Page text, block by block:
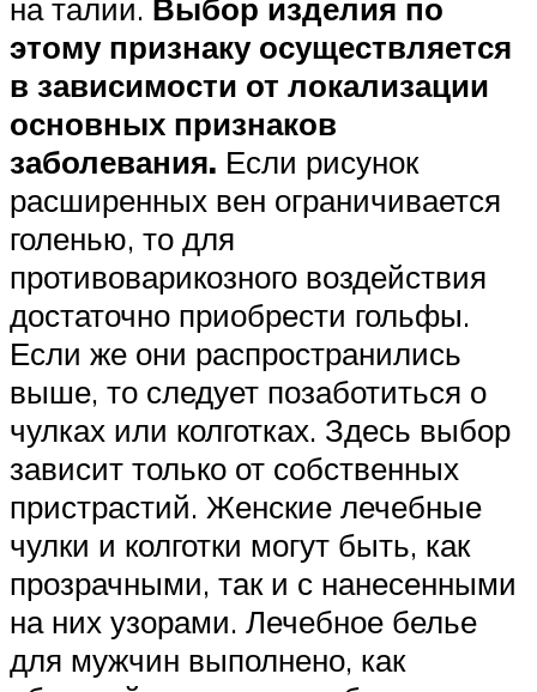
на талии. Выбор изделия по
этому признаку осуществляется
в зависимости от локализации
основных признаков
заболевания. Если рисунок
расширенных вен ограничивается
голенью, то для
противоварикозного воздействия
достаточно приобрести гольфы.
Если же они распространились
выше, то следует позаботиться о
чулках или колготках. Здесь выбор
зависит только от собственных
пристрастий. Женские лечебные
чулки и колготки могут быть, как
прозрачными, так и с нанесенными
на них узорами. Лечебное белье
для мужчин выполнено, как